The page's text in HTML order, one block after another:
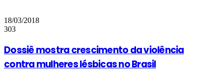
18/03/2018
303
Dossiê mostra crescimento da violência
contra mulheres lésbicas no Brasil